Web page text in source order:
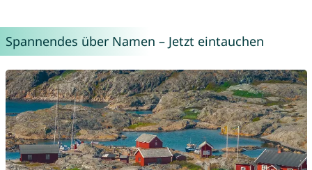
Spannendes über Namen – Jetzt eintauchen